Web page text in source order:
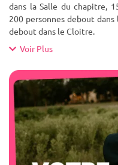
dans la Salle du chapitre,
200 personnes debout
debout dans le Cloitre.
Voir Plus